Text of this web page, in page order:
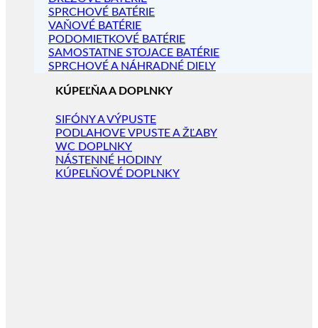
SPRCHOVÉ BATÉRIE
VAŇOVÉ BATÉRIE
PODOMIETKOVÉ BATÉRIE
SAMOSTATNE STOJACE BATÉRIE
SPRCHOVÉ A NÁHRADNÉ DIELY
KÚPEĽŇA A DOPLNKY
SIFÓNY A VÝPUSTE
PODLAHOVE VPUSTE A ŽĽABY
WC DOPLNKY
NÁSTENNÉ HODINY
KÚPELŇOVÉ DOPLNKY